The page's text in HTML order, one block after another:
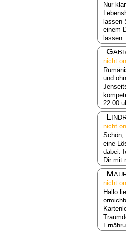
Nur
lassen
einem
lassen...
nicht
und
22.00
nicht
Schön,
eine
dabei.
Dir mit
nicht
Hallo